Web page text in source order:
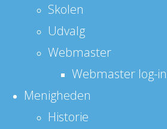
Skolen
Udvalg
Webmaster
Webmaster log-in
Menigheden
Historie